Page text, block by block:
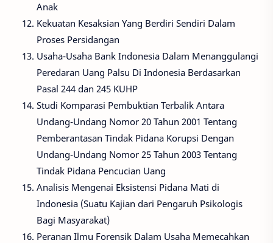
Anak
Kekuatan Kesaksian Yang Berdiri Sendiri Dalam
Proses Persidangan
Usaha-Usaha Bank Indonesia Dalam Menanggulangi
Peredaran Uang Palsu Di Indonesia Berdasarkan
Pasal 244 dan 245 KUHP
Studi Komparasi Pembuktian Terbalik Antara
Undang-Undang Nomor 20 Tahun 2001 Tentang
Pemberantasan Tindak Pidana Korupsi Dengan
Undang-Undang Nomor 25 Tahun 2003 Tentang
Tindak Pidana Pencucian Uang
Analisis Mengenai Eksistensi Pidana Mati di
Indonesia (Suatu Kajian dari Pengaruh Psikologis
Bagi Masyarakat)
Peranan Ilmu Forensik Dalam Usaha Memecahkan